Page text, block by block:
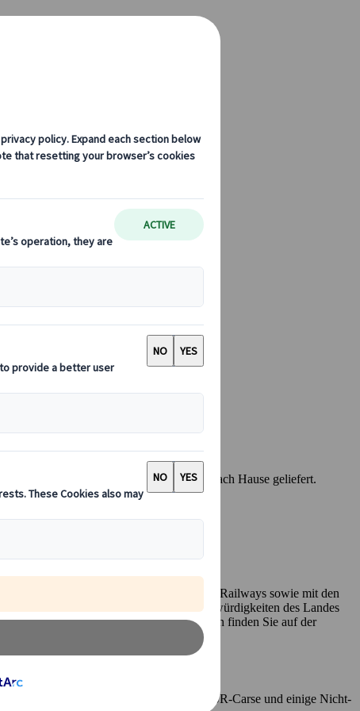
bekommen ihn innerhalb weniger Tage nach Hause geliefert.
allen grossen nationalen Zügen von Japan Railways sowie mit den
Sie die grössten und schönsten Sehenswürdigkeiten des Landes
in Japan. Weitere Informationen finden Sie auf der
die JR-Fähre nach Miyajima, örtliche JR-Carse und einige Nicht-